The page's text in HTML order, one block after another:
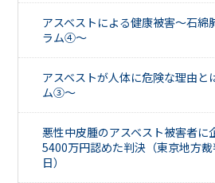
アスベストによる健康被害～石
ラム④～
アスベストが人体に危険な理由
ム③～
悪性中皮腫のアスベスト被害者に
5400万円認めた判決（東京地方
日）